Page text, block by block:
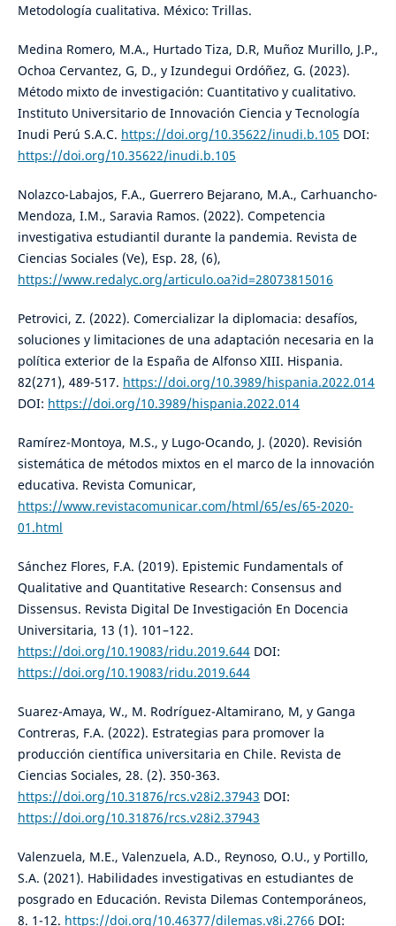
Metodología cualitativa. México: Trillas.
Medina Romero, M.A., Hurtado Tiza, D.R, Muñoz Murillo, J.P.,
Ochoa Cervantez, G, D., y Izundegui Ordóñez, G. (2023).
Método mixto de investigación: Cuantitativo y cualitativo.
Instituto Universitario de Innovación Ciencia y Tecnología
Inudi Perú S.A.C. https://doi.org/10.35622/inudi.b.105 DOI:
https://doi.org/10.35622/inudi.b.105
Nolazco-Labajos, F.A., Guerrero Bejarano, M.A., Carhuancho-
Mendoza, I.M., Saravia Ramos. (2022). Competencia
investigativa estudiantil durante la pandemia. Revista de
Ciencias Sociales (Ve), Esp. 28, (6),
https://www.redalyc.org/articulo.oa?id=28073815016
Petrovici, Z. (2022). Comercializar la diplomacia: desafíos,
soluciones y limitaciones de una adaptación necesaria en la
política exterior de la España de Alfonso XIII. Hispania.
82(271), 489-517. https://doi.org/10.3989/hispania.2022.014
DOI: https://doi.org/10.3989/hispania.2022.014
Ramírez-Montoya, M.S., y Lugo-Ocando, J. (2020). Revisión
sistemática de métodos mixtos en el marco de la innovación
educativa. Revista Comunicar,
https://www.revistacomunicar.com/html/65/es/65-2020-
01.html
Sánchez Flores, F.A. (2019). Epistemic Fundamentals of
Qualitative and Quantitative Research: Consensus and
Dissensus. Revista Digital De Investigación En Docencia
Universitaria, 13 (1). 101–122.
https://doi.org/10.19083/ridu.2019.644DOI:
https://doi.org/10.19083/ridu.2019.644
Suarez-Amaya, W., M. Rodríguez-Altamirano, M, y Ganga
Contreras, F.A. (2022). Estrategias para promover la
producción científica universitaria en Chile. Revista de
Ciencias Sociales, 28. (2). 350-363.
https://doi.org/10.31876/rcs.v28i2.37943 DOI:
https://doi.org/10.31876/rcs.v28i2.37943
Valenzuela, M.E., Valenzuela, A.D., Reynoso, O.U., y Portillo,
S.A. (2021). Habilidades investigativas en estudiantes de
posgrado en Educación. Revista Dilemas Contemporáneos,
8. 1-12. https://doi.org/10.46377/dilemas.v8i.2766 DOI: